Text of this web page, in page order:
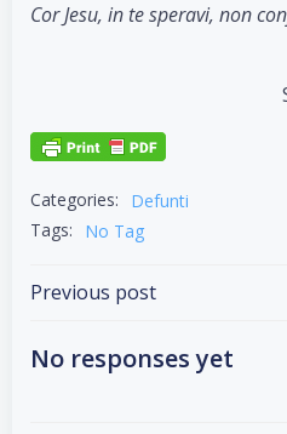
Cor Jesu, in te speravi, non
Categories:
Defunti
Tags:
No Tag
Post
navigation
Previous post
No responses yet